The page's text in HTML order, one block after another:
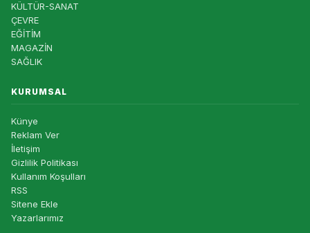
KÜLTÜR-SANAT
ÇEVRE
EĞİTİM
MAGAZİN
SAĞLIK
KURUMSAL
Künye
Reklam Ver
İletişim
Gizlilik Politikası
Kullanım Koşulları
RSS
Sitene Ekle
Yazarlarımız